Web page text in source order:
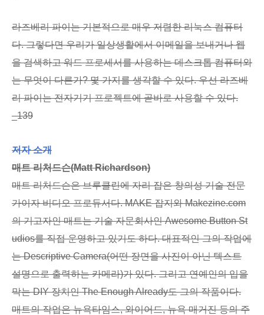
라즈베리 파이는 기본적으로 매우 저렴한 리눅스 컴퓨터
다. 그렇다면 우리가 일상생활에서 이메일을 보내거나 웹
을 검색하고 워드 프로세서를 사용하는 데스크톱 컴퓨터와
는 무엇이 다른가? 몇 가지를 생각할 수 있다. 우선 라즈베
리 파이는 전자기기 프로젝트에 곧바로 사용할 수 있다.
_139
저자 소개
매트 리처드슨(Matt Richardson)
매트 리처드슨은 브루클린에 자리 잡은 창의성 기술 전문
가이자 비디오 프로듀서다. MAKE 잡지와 Makezine.com
의 기고자인 매트는 기술 자문회사인 Awesome Button St
udios를 직접 운영하고 있기도 하다. 대표적인 그의 작업에
는 Descriptive Camera(어떤 장면을 사진이 아닌 텍스트
설명으로 출력하는 카메라)가 있다. 그리고 연예인의 입을
막는 DIY 장치인 The Enough Already도 그의 작품이다.
매트의 작업은 뉴욕타임스, 와이어드, 뉴욕 매거진 등의 주